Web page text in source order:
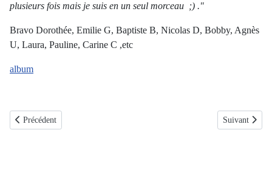
plusieurs fois mais je suis en un seul morceau ;) ."
Bravo Dorothée, Emilie G, Baptiste B, Nicolas D, Bobby, Agnès
U, Laura, Pauline, Carine C ,etc
album
Article précédent : 2024-12-15: Sortie du Père-Noël, 20ans déjà
Précédent Article
Suivant